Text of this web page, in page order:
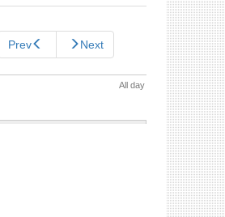
الأساسية
Prev Next
All day